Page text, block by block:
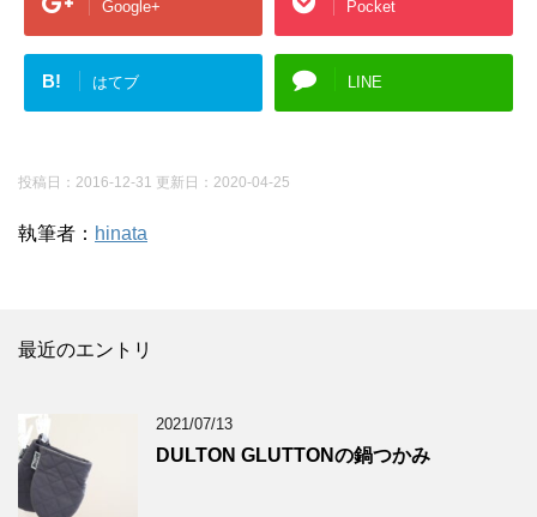
Google+ Pocket
B! はてブ LINE
投稿日：2016-12-31 更新日： 2020-04-25
執筆者： hinata
最近のエントリ
2021/07/13
DULTON GLUTTONの鍋つかみ